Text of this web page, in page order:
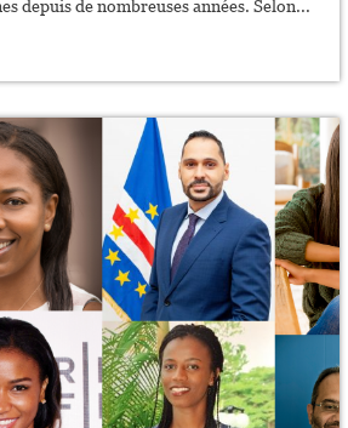
depuis de nombreuses années. Selon...